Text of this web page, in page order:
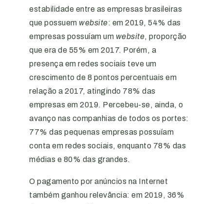
estabilidade entre as empresas brasileiras
que possuem website: em 2019, 54% das
empresas possuíam um website, proporção
que era de 55% em 2017. Porém, a
presença em redes sociais teve um
crescimento de 8 pontos percentuais em
relação a 2017, atingindo 78% das
empresas em 2019. Percebeu-se, ainda, o
avanço nas companhias de todos os portes:
77% das pequenas empresas possuíam
conta em redes sociais, enquanto 78% das
médias e 80% das grandes.
O pagamento por anúncios na Internet
também ganhou relevância: em 2019, 36%